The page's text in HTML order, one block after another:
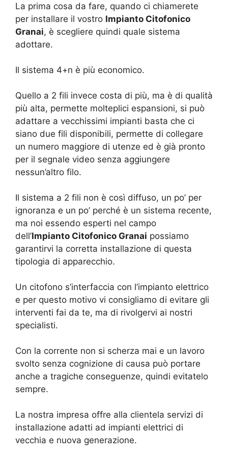
La prima cosa da fare, quando ci chiamerete
per installare il vostro Impianto Citofonico
Granai, è scegliere quindi quale sistema
adottare.
Il sistema 4+n è più economico.
Quello a 2 fili invece costa di più, ma è di qualità
più alta, permette molteplici espansioni, si può
adattare a vecchissimi impianti basta che ci
siano due fili disponibili, permette di collegare
un numero maggiore di utenze ed è già pronto
per il segnale video senza aggiungere
nessun’altro filo.
Il sistema a 2 fili non è così diffuso, un po’ per
ignoranza e un po’ perché è un sistema recente,
ma noi essendo esperti nel campo
dell’Impianto Citofonico Granai possiamo
garantirvi la corretta installazione di questa
tipologia di apparecchio.
Un citofono s’interfaccia con l’impianto elettrico
e per questo motivo vi consigliamo di evitare gli
interventi fai da te, ma di rivolgervi ai nostri
specialisti.
Con la corrente non si scherza mai e un lavoro
svolto senza cognizione di causa può portare
anche a tragiche conseguenze, quindi evitatelo
sempre.
La nostra impresa offre alla clientela servizi di
installazione adatti ad impianti elettrici di
vecchia e nuova generazione.